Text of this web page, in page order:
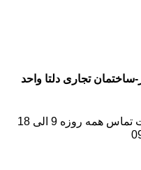
تجاری دلتا واحد